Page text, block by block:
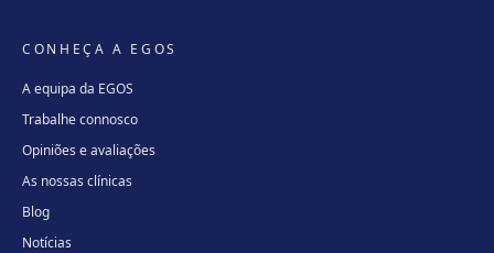
CONHEÇA A EGOS
A equipa da EGOS
Trabalhe connosco
Opiniões e avaliações
As nossas clínicas
Blog
Notícias